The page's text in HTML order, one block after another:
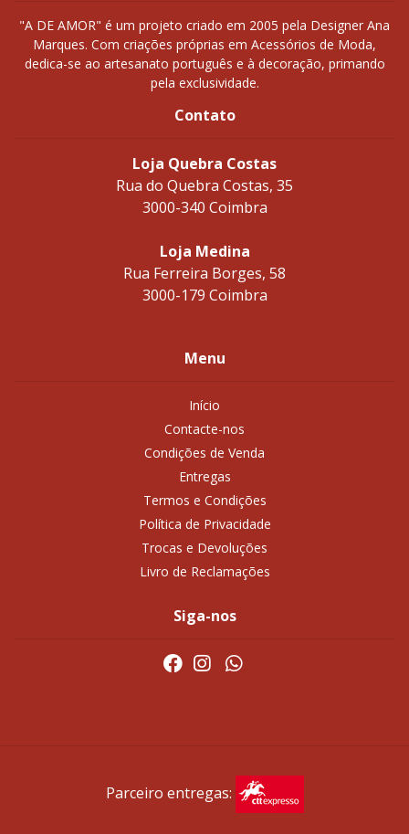
"A DE AMOR" é um projeto criado em 2005 pela Designer Ana
Marques. Com criações próprias em Acessórios de Moda,
dedica-se ao artesanato português e à decoração, primando
pela exclusividade.
Contato
Loja Quebra Costas
Rua do Quebra Costas, 35
3000-340 Coimbra
Loja Medina
Rua Ferreira Borges, 58
3000-179 Coimbra
Menu
Início
Contacte-nos
Condições de Venda
Entregas
Termos e Condições
Política de Privacidade
Trocas e Devoluções
Livro de Reclamações
Siga-nos
Parceiro entregas: